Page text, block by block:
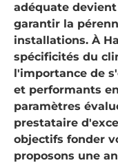
adéquate
garantir la
installations. À
spécificités du
l'importance de
et performants
paramètres
prestataire
objectifs fonder
proposons une